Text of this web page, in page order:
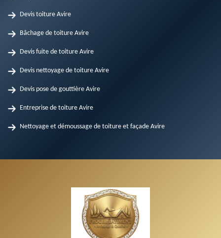
Devis toiture Avire
Bâchage de toiture Avire
Devis fuite de toiture Avire
Devis nettoyage de toiture Avire
Devis pose de gouttière Avire
Entreprise de toiture Avire
Nettoyage et démoussage de toiture et façade Avire